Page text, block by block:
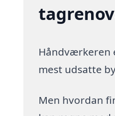
Håndværkeren
mest udsatte
Men hvordan